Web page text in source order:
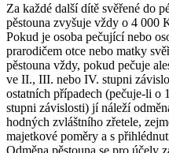
Za každé další dítě svěřené do
pěstouna zvyšuje vždy o 4 000
Pokud je osoba pečující nebo
prarodičem otce nebo matky
pěstouna vždy, pokud pečuje
ve II., III. nebo IV. stupni
ostatních případech (pečuje-li o
stupni závislosti) jí náleží
hodných zvláštního zřetele,
majetkové poměry a s
Odměna pěstouna se pro účely